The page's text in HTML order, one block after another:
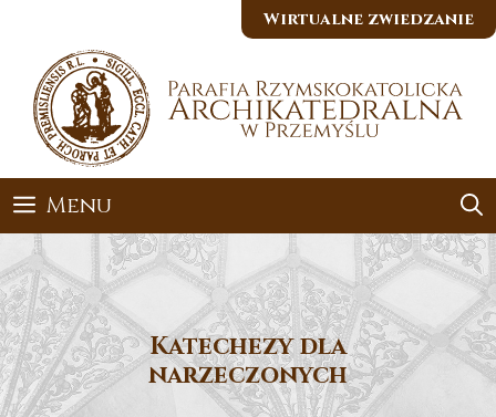
Wirtualne zwiedzanie
Menu
Katechezy dla
narzeczonych